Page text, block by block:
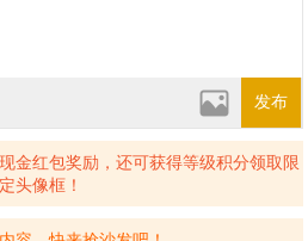
发布
金红包奖励，还可获得等级积分领取限
定头像框！